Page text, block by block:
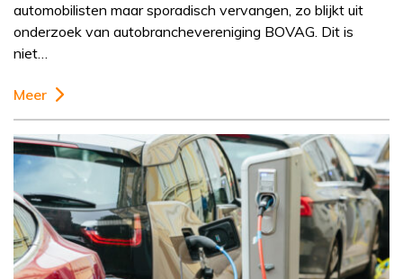
automobilisten maar sporadisch vervangen, zo blijkt uit
onderzoek van autobranchevereniging BOVAG. Dit is
niet…
Meer